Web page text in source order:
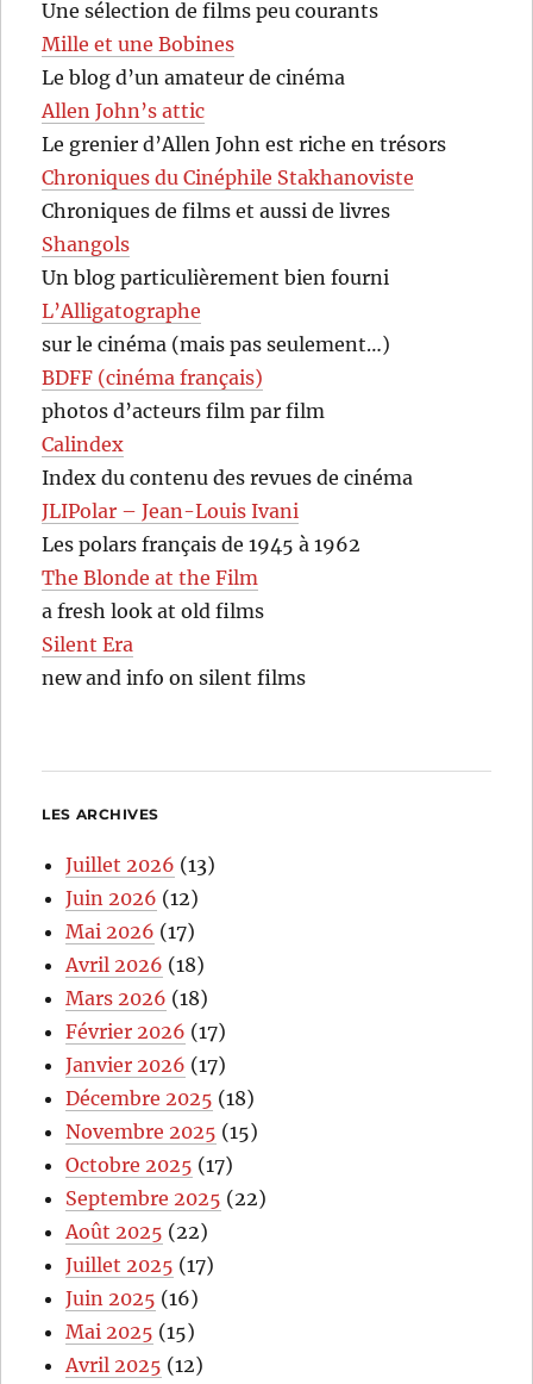
Une sélection de films peu courants
Mille et une Bobines
Le blog d’un amateur de cinéma
Allen John’s attic
Le grenier d’Allen John est riche en trésors
Chroniques du Cinéphile Stakhanoviste
Chroniques de films et aussi de livres
Shangols
Un blog particulièrement bien fourni
L’Alligatographe
sur le cinéma (mais pas seulement…)
BDFF (cinéma français)
photos d’acteurs film par film
Calindex
Index du contenu des revues de cinéma
JLIPolar – Jean-Louis Ivani
Les polars français de 1945 à 1962
The Blonde at the Film
a fresh look at old films
Silent Era
new and info on silent films
LES ARCHIVES
Juillet 2026 (13)
Juin 2026 (12)
Mai 2026 (17)
Avril 2026 (18)
Mars 2026 (18)
Février 2026 (17)
Janvier 2026 (17)
Décembre 2025 (18)
Novembre 2025 (15)
Octobre 2025 (17)
Septembre 2025 (22)
Août 2025 (22)
Juillet 2025 (17)
Juin 2025 (16)
Mai 2025 (15)
Avril 2025 (12)